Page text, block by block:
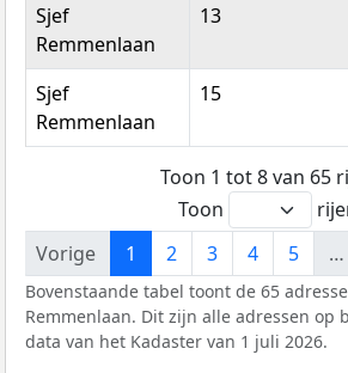
Sjef
Remmenlaan
13
Sjef
Remmenlaan
15
Toon 1 tot 8 van 65
Toon
Vorige
1 2 3 4 5 …
Bovenstaande tabel toont de 65
Remmenlaan. Dit zijn alle adressen op
data van het Kadaster van 1 juli 2026.